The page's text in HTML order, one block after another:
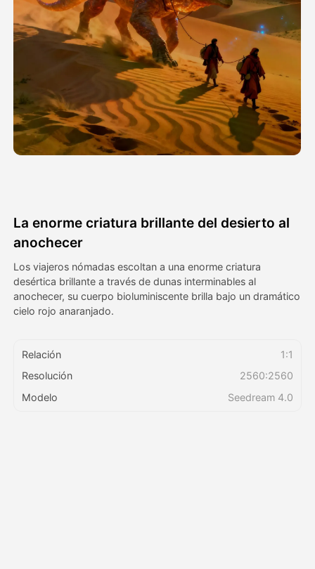
Avatar Video
Video de IA
Foto AI
Otras herramientas ▼
Galería
Blog
Precios
La enorme criatura brillante del desierto al
anochecer
Los viajeros nómadas escoltan a una enorme criatura
desértica brillante a través de dunas interminables al
anochecer, su cuerpo bioluminiscente brilla bajo un dramático
cielo rojo anaranjado.
Relación
1:1
Resolución
2560:2560
Modelo
Seedream 4.0